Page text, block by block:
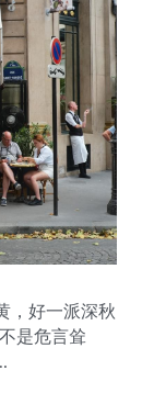
，好一派深秋
是危言耸